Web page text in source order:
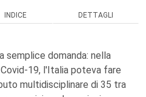
INDICE DETTAGLI
semplice domanda: nella
19, l'Italia poteva fare
multidisciplinare di 35 tra